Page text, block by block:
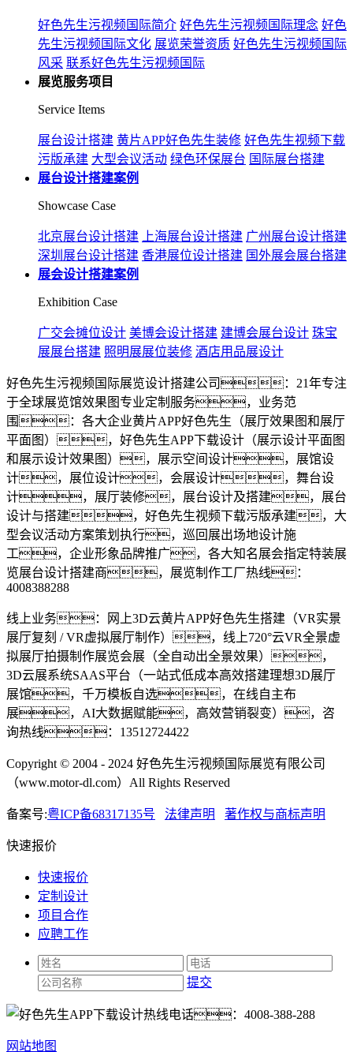
好色先生污视频国际简介 好色先生污视频国际理念 好色
先生污视频国际文化 展览荣誉资质 好色先生污视频国际
风采 联系好色先生污视频国际
展览服务项目
Service Items
展台设计搭建 黄片APP好色先生装修 好色先生视频下载
污版承建 大型会议活动 绿色环保展台 国际展台搭建
展台设计搭建案例
Showcase Case
北京展台设计搭建 上海展台设计搭建 广州展台设计搭建
深圳展台设计搭建 香港展位设计搭建 国外展会展台搭建
展会设计搭建案例
Exhibition Case
广交会摊位设计 美博会设计搭建 建博会展台设计 珠宝
展展台搭建 照明展展位装修 酒店用品展设计
好色先生污视频国际展览设计搭建公司：21年专注
于全球展览馆效果图专业定制服务，业务范
围：各大企业黄片APP好色先生（展厅效果图和展厅
平面图），好色先生APP下载设计（展示设计平面图
和展示设计效果图），展示空间设计，展馆设
计，展位设计，会展设计，舞台设
计，展厅装修，展台设计及搭建，展台
设计与搭建，好色先生视频下载污版承建，大
型会议活动方案策划执行，巡回展出场地设计施
工，企业形象品牌推广，各大知名展会指定特装展
览展台设计搭建商，展览制作工厂热线：
4008388288
线上业务：网上3D云黄片APP好色先生搭建（VR实景
展厅复刻 / VR虚拟展厅制作），线上720°云VR全景虚
拟展厅拍摄制作展览会展（全自动出全景效果），
3D云展系统SAAS平台（一站式低成本高效搭建理想3D展厅
展馆，千万模板自选，在线自主布
展，AI大数据赋能，高效营销裂变），咨
询热线：13512724422
Copyright © 2004 - 2024 好色先生污视频国际展览有限公司
（www.motor-dl.com）All Rights Reserved
备案号:粤ICP备68317135号 法律声明 著作权与商标声明
快速报价
快速报价
定制设计
项目合作
应聘工作
提交
热线电话： 4008-388-288
网站地图